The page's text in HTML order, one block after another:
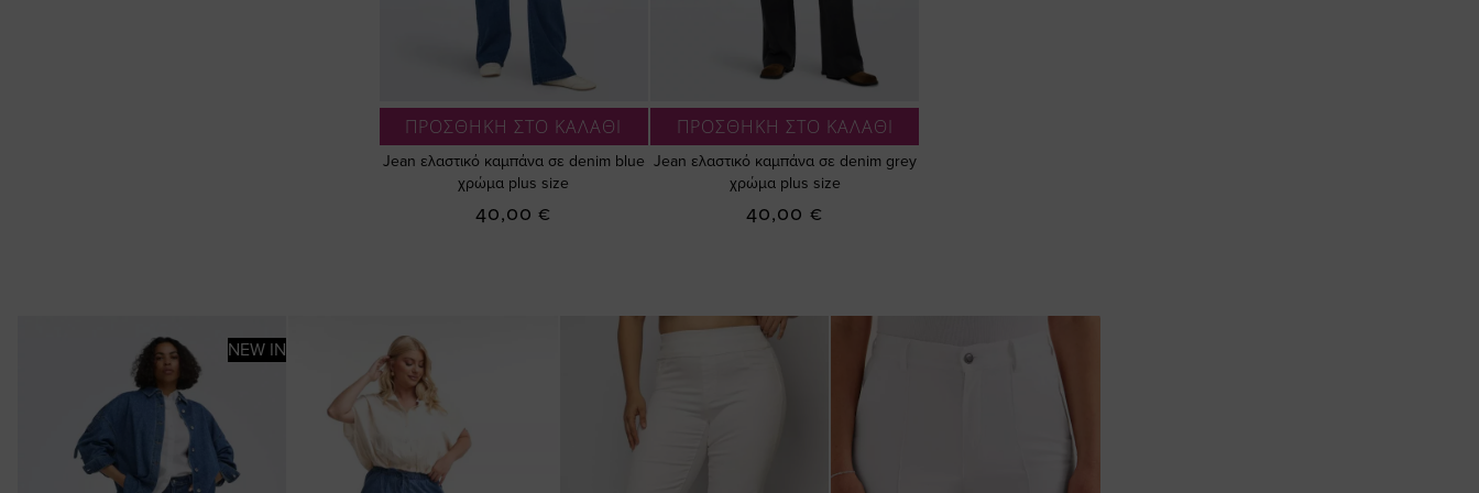
ΠΡΟΣΘΗΚΗ ΣΤΟ ΚΑΛΑΘΙ
Jean ελαστικό καμπάνα σε denim blue
χρώμα plus size
40,00 €
ΠΡΟΣΘΗΚΗ ΣΤΟ ΚΑΛΑΘΙ
Jean ελαστικό καμπάνα σε denim grey
χρώμα plus size
40,00 €
NEW IN